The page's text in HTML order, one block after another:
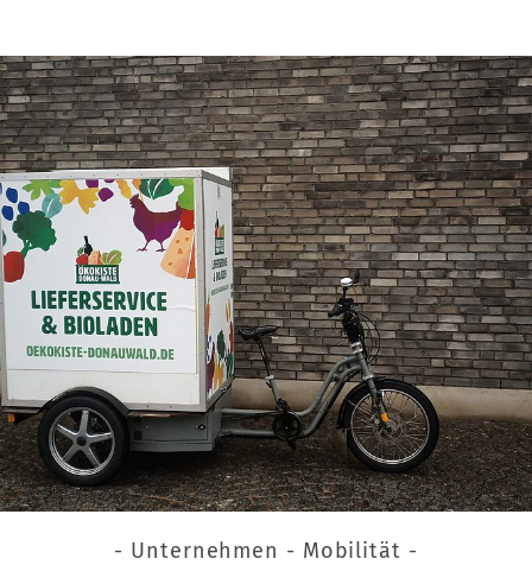
- Unternehmen - Mobilität -